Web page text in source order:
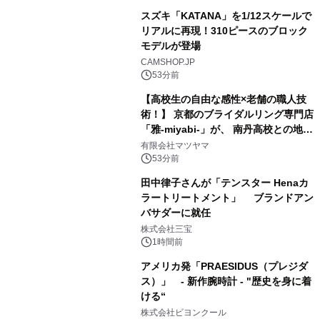
スズキ「KATANA」を1/12スケールで
リアルに再現！310ピースのブロック
モデルが登場
CAMSHOP.JP
53分前
【高校生の自由な感性×老舗の職人技
術！】 京都のブライダルリング専門店
「雅-miyabi-」が、 南丹高校との地域
共創から生まれた 特別な結婚指輪・婚
約指輪「幾重 -ikue-」「宮美 -
miyabi-」を 令和8年8月8日に新発
売！
有限会社マツヤマ
53分前
田中律子さんが「テンスター Henaカ
ラートリートメント」 ブランドアン
バサダーに就任
株式会社三宝
1時間前
アメリカ発「PRAESIDUS（プレジダ
ス）」 - 新作腕時計 - "歴史を身に着
ける“
株式会社ビヨンクール